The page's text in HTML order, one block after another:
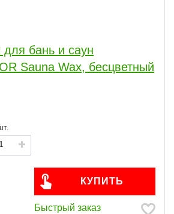
бань и саун
Sauna Wax, бесцветный
КУПИТЬ
Быстрый заказ